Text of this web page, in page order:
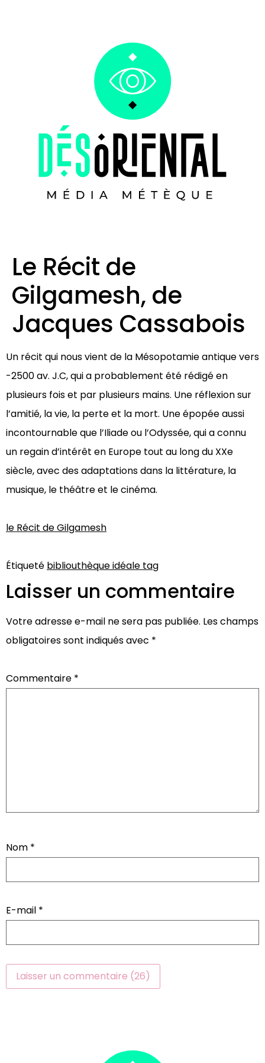
Le Récit de
Gilgamesh, de
Jacques Cassabois
Un récit qui nous vient de la Mésopotamie antique vers
-2500 av. J.C, qui a probablement été rédigé en
plusieurs fois et par plusieurs mains. Une réflexion sur
l’amitié, la vie, la perte et la mort. Une épopée aussi
incontournable que l’Iliade ou l’Odyssée, qui a connu
un regain d’intérêt en Europe tout au long du XXe
siècle, avec des adaptations dans la littérature, la
musique, le théâtre et le cinéma.
le Récit de Gilgamesh
Étiqueté bibliouthèque idéale tag
Laisser un commentaire
Votre adresse e-mail ne sera pas publiée. Les champs
obligatoires sont indiqués avec *
Commentaire *
Nom *
E-mail *